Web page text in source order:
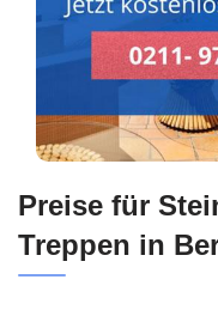
Preise für
Treppen in